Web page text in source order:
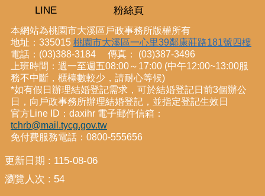
LINE
粉絲頁
本網站為桃園市大溪區戶政事務所版權所有
地址：335015 桃園市大溪區一心里39鄰康莊路181號四樓
電話：(03)388-3184 傳真： (03)387-3496
上班時間：週一至週五08:00～17:00 (中午12:00~13:00服
務不中斷，櫃檯數較少，請耐心等候)
*如有假日辦理結婚登記需求，可於結婚登記日前3個辦公
日，向戶政事務所辦理結婚登記，並指定登記生效日
官方Line ID：daxihr 電子郵件信箱：
tchrb@mail.tycg.gov.tw
免付費服務電話：0800-555656
更新日期
115-08-06
瀏覽人次
54